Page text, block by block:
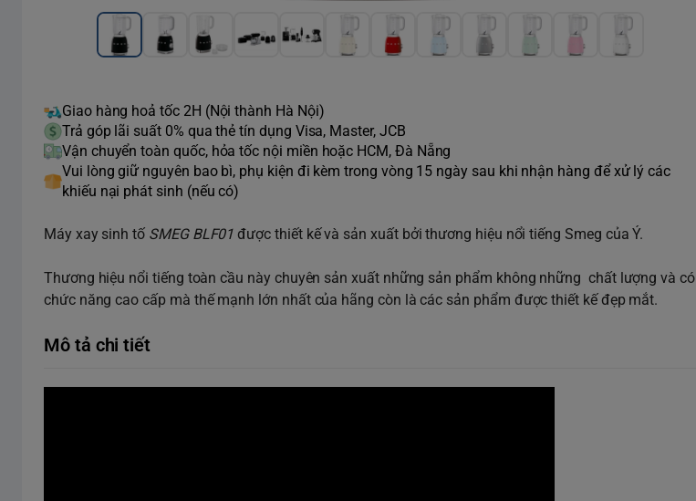
Giao hàng hoả tốc 2H (Nội thành Hà Nội)
Trả góp lãi suất 0% qua thẻ tín dụng Visa, Master, JCB
Vận chuyển toàn quốc, hỏa tốc nội miền hoặc HCM, Đà Nẵng
Vui lòng giữ nguyên bao bì, phụ kiện đi kèm trong vòng 15 ngày sau khi nhận hàng để xử lý các
khiếu nại phát sinh (nếu có)
Máy xay sinh tố SMEG BLF01 được thiết kế và sản xuất bởi thương hiệu nổi tiếng Smeg của Ý.
Thương hiệu nổi tiếng toàn cầu này chuyên sản xuất những sản phẩm không những chất lượng và có
chức năng cao cấp mà thế mạnh lớn nhất của hãng còn là các sản phẩm được thiết kế đẹp mắt.
Mô tả chi tiết